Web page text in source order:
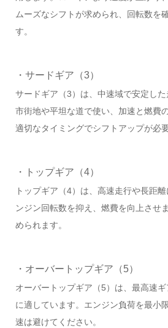
ムーズなシフトが求められ、回転数を
す。
・サードギア（3）
サードギア（3）は、中速域で安定した
市街地や平坦な道で使い、加速と燃費
適切なタイミングでシフトアップが必
・トップギア（4）
トップギア（4）は、高速走行や長距
ンジン回転数を抑え、燃費を向上させ
められます。
・オーバートップギア（5）
オーバートップギア（5）は、最高速
に適しています。エンジン負荷を最小
速は避けてください。